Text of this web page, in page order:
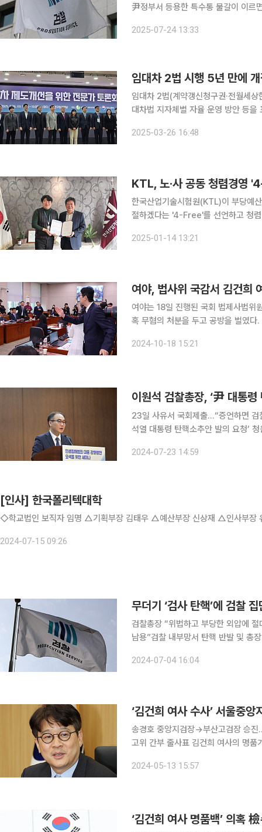
尹정부서 등용한 특수통 물갈이 이르면 이번 주 단행될 것으로 보이는 검찰의 대규모 ‘물갈이 인
일 법조계에 따르면 송경호(사법연수
2025-07-24 13:33
임대차 2법(계약갱신청구권·전월세
대차법 지자체별 자율 운영 방안 등
요성은 법 시행 직후부터 꾸준히 언
2025-03-26 16:48
KTL, 노‧사 공동 청렴경영
한국산업기술시험원(KTL)이 부당예
절하겠다는 '4-Free'를 선언하고 청렴경영 실
2025-01-14 13:21
여야, 법사위 국감서 김건
여야는 18일 진행된 국회 법제사법위
혹 무혐의 처분을 두고 공방을 벌였다. 법사위는 이날 서울고등검찰청·서울중앙지방검찰청 등을 대
움을 벌였다. 이건태 더불어
2024-10-18 15:21
이원석 검찰총장, ‘尹 대통
23일 사유서 국회제출…“증언하면 검찰 정치적 중립성 훼
석열 대통령 탄핵소추안 발의 요청’ 청원 청문회
고 “대통령 탄핵 청원 청문회에 검찰
2024-07-23 14:59
[인사] 한국폴리텍대학
◇학교법인 보직자 임명 △기획부장 김태우 △예산부장 신상재 △인사부장
2024-07-15 09:26
무더기 ‘검사 탄핵’에 검찰
검찰총장 “위법하고 부당한 외압에
남용”검찰 내부망서 탄핵 반발 및 총
검찰 내부에서 연일 반발 목소리가 확
2024-07-04 16:04
‘김건희 여사 수사’ 서울중
송경호 중앙지검장→부산고검장 승진
고위 간부 줄사표 김건희 여사의 명품가방 수수 의혹과 민주당 돈봉투 의혹 등을 수사하는 서울중앙
사장) 검사 39명에 대한 승진·전보
2024-05-13 15:57
‘김건희 여사 명품백’ 의혹